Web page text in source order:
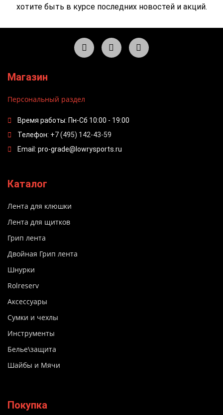
хотите быть в курсе последних новостей и акций.
Магазин
Персональный раздел
Время работы: Пн-Сб 10:00 - 19:00
Телефон: +7 (495) 142-43-59
Email: pro-grade@lowrysports.ru
Каталог
Лента для клюшки
Лента для щитков
Грип лента
Двойная Грип лента
Шнурки
Rolreserv
Аксессуары
Сумки и чехлы
Инструменты
Белье\защита
Шайбы и Мячи
Покупка